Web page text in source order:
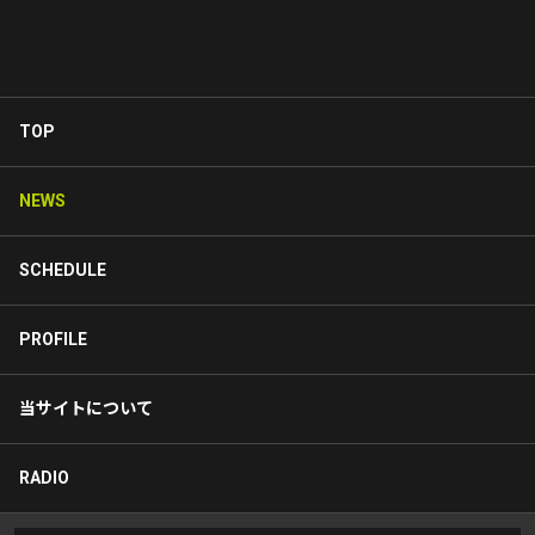
TOP
NEWS
SCHEDULE
PROFILE
当サイトについて
RADIO